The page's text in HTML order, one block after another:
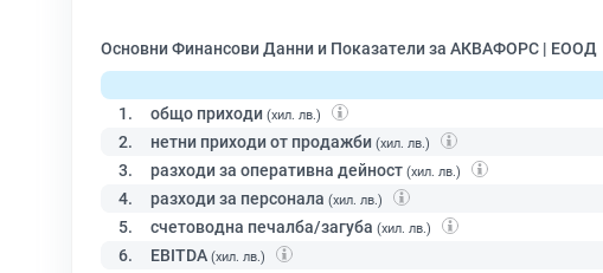
Основни Финансови Данни и Показатели за АКВАФОРС | ЕООД
1.
общо приходи (хил. лв.)
2. нетни приходи от продажби (хил. лв.)
3. разходи за оперативна дейност (хил. лв.)
4. разходи за персонала (хил. лв.)
5. счетоводна печалба/загуба (хил. лв.)
6. EBITDA (хил. лв.)